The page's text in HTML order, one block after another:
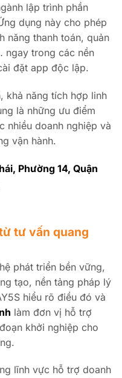
lập trình phần
dụng này cho phép
năng thanh toán, quản
ngay trong các nền
đặt app độc lập.
khả năng tích hợp linh
là những ưu điểm
nhiều doanh nghiệp và
vận hành.
Phường 14, Quận
tư vấn quang
phát triển bền vững,
tạo, nền tảng pháp lý
hiểu rõ điều đó và
làm đơn vị hỗ trợ
khởi nghiệp cho
lĩnh vực hỗ trợ doanh